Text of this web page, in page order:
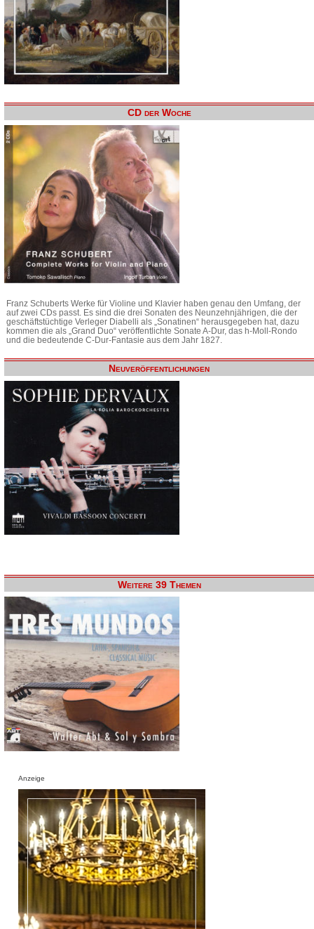
CD der Woche
Franz Schuberts Werke für Violine und Klavier haben genau den Umfang, der
auf zwei CDs passt. Es sind die drei Sonaten des Neunzehnjährigen, die der
geschäftstüchtige Verleger Diabelli als „Sonatinen“ herausgegeben hat, dazu
kommen die als „Grand Duo“ veröffentlichte Sonate A-Dur, das h-Moll-Rondo
und die bedeutende C-Dur-Fantasie aus dem Jahr 1827.
Neuveröffentlichungen
Weitere 39 Themen
Anzeige